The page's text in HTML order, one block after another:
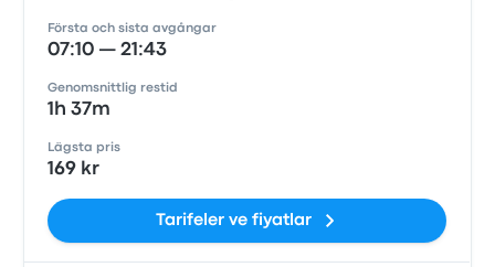
Första och sista avgångar
07:10 — 21:43
Genomsnittlig restid
1h 37m
Lägsta pris
169 kr
Tarifeler ve fiyatlar